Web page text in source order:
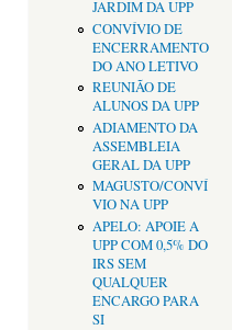
JARDIM DA UPP
CONVÍVIO DE
ENCERRAMENTO
DO ANO LETIVO
REUNIÃO DE
ALUNOS DA UPP
ADIAMENTO DA
ASSEMBLEIA
GERAL DA UPP
MAGUSTO/CONVÍ
VIO NA UPP
APELO: APOIE A
UPP COM 0,5% DO
IRS SEM
QUALQUER
ENCARGO PARA
SI